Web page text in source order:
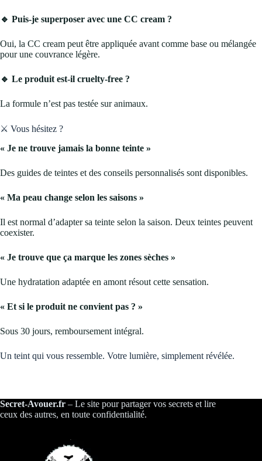
🔹 Puis-je superposer avec une CC cream ?
Oui, la CC cream peut être appliquée avant comme base ou mélangée
pour une couvrance légère.
🔹 Le produit est-il cruelty-free ?
La formule n’est pas testée sur animaux.
⚔️ Vous hésitez ?
« Je ne trouve jamais la bonne teinte »
Des guides de teintes et des conseils personnalisés sont disponibles.
« Ma peau change selon les saisons »
Il est normal d’adapter sa teinte selon la saison. Deux teintes peuvent
coexister.
« Je trouve que ça marque les zones sèches »
Une hydratation adaptée en amont résout cette sensation.
« Et si le produit ne convient pas ? »
Sous 30 jours, remboursement intégral.
Un teint qui vous ressemble. Votre lumière, simplement révélée.
Secret-Avouer.fr – Le site pour partager vos secrets et lire
ceux des autres, en toute confidentialité.